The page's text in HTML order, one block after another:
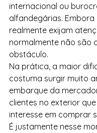
internacional ou
alfandegárias.
realmente exijam
normalmente não são
obstáculo.
Na prática, a maior
costuma surgir muito
embarque da
clientes no exterior
interesse em comprar
É justamente nesse